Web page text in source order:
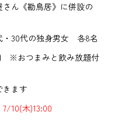
ん《勘鳥居》に併設の
・30代の独身男女 各8名
※おつまみと飲み放題付
きます
7/10(木)13:00